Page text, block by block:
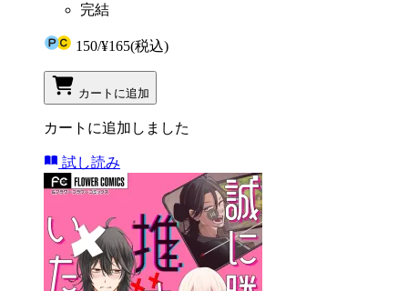
完結
150/¥165(税込)
カートに追加
カートに追加しました
試し読み